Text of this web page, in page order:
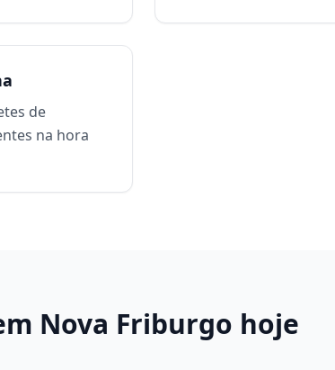
de
na hora
Nova Friburgo hoje